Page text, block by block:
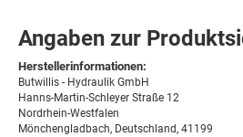
Angaben zur
Herstellerinformationen:
Butwillis - Hydraulik GmbH
Hanns-Martin-Schleyer Straße 12
Nordrhein-Westfalen
Mönchengladbach, Deutschland, 41199